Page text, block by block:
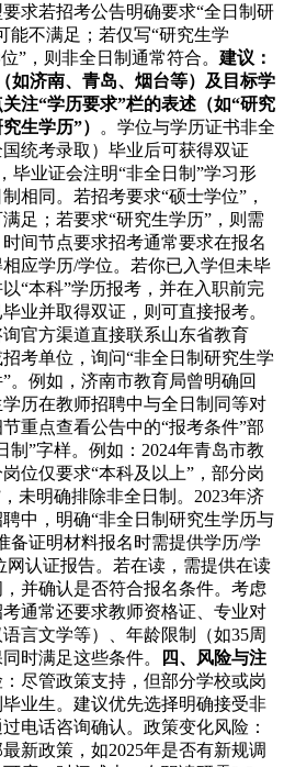
求若招考公告明确要求“全日制研
能不满足；若仅写“研究生学
”，则非全日制通常符合。 建议：
如济南、青岛、烟台等）及目标学
注“学历要求”栏的表述（如“研究
生学历”）
。学位与学历证书非全
统考录取）毕业后可获得双证
毕业证会注明“非全日制”学习形
相同。若招考要求“硕士学位”，
足；若要求“研究生学历”，则需
间节点要求招考通常要求在报名
应学历/学位。若你已入学但未毕
“本科”学历报考，并在入职前完
业并取得双证，则可直接报考。
官方渠道直接联系山东省教育
考单位，询问“非全日制研究生学
。例如，济南市教育局曾明确回
历在教师招聘中与全日制同等对
重点查看公告中的“报考条件”部
制”字样。例如：2024年青岛市教
位仅要求“本科及以上”，部分岗
未明确排除非全日制。2023年济
中，明确“非全日制研究生学历与
备证明材料报名时需提供学历/学
网认证报告。若在读，需提供在读
并确认是否符合报名条件。考虑
通常还要求教师资格证、专业对
言文学等）、年龄限制（如35周
时满足这些条件。
四、风险与注
尽管政策支持，但部分学校或岗
业生。建议优先选择明确接受非
电话咨询确认。政策变化风险：
新政策，如2025年是否有新规调